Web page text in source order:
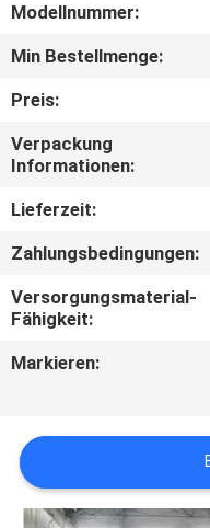
TRETEN
SIE
MIT
UNS
IN
VERBINDUNG
SITEMAP
Modellnummer:
Min Bestellmenge:
Preis:
Verpackung
Informationen:
Lieferzeit:
Zahlungsbedingungen:
Versorgungsmaterial-
Fähigkeit:
Markieren: